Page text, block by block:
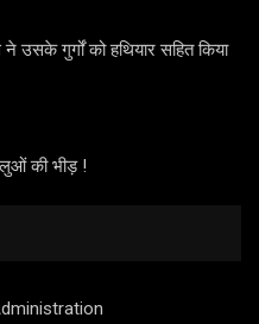
उसके गुर्गों को हथियार सहित किया
की भीड़ !